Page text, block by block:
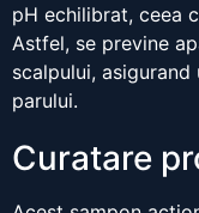
pH echilibrat, ceea
Astfel, se previne
scalpului,
parului.
Curatare